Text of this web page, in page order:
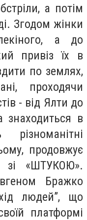
а потім
Згодом жінки
а до
привіз їх в
по землях,
проходячи
- від Ялти до
знаходиться в
продовжує
зі «ШТУКОЮ».
Бражко
людей”, що
платформі